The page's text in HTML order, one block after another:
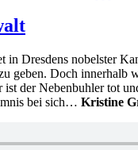
Dresdens nobelster
geben. Doch
der Nebenbuhler tot
bei sich… Kristine